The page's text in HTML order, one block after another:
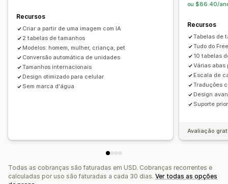
CSS personalizado
Texto personalizado
Modelos
Importação e exportação
Gráfico flutuante
Conversão de unidade
Em vários idiomas
Tradução Página do produto
Responsividade para dispositivos móveis
Recursos
Criar a partir de uma imagem com IA
2 tabelas de tamanhos
Modelos: homem, mulher, criança, pet
Conversão automática de unidades
Tamanhos internacionais
Design otimizado para celular
Sem marca d'água
ou $86.40/
Recursos
Tabelas de
Tudo do
10 tabelas
Várias abas
Escala de
Traduções
Design
Suporte
Avaliação
Todas as cobranças são faturadas em USD. Cobranças recorrentes e
calculadas por uso são faturadas a cada 30 dias. Ver todas as opções